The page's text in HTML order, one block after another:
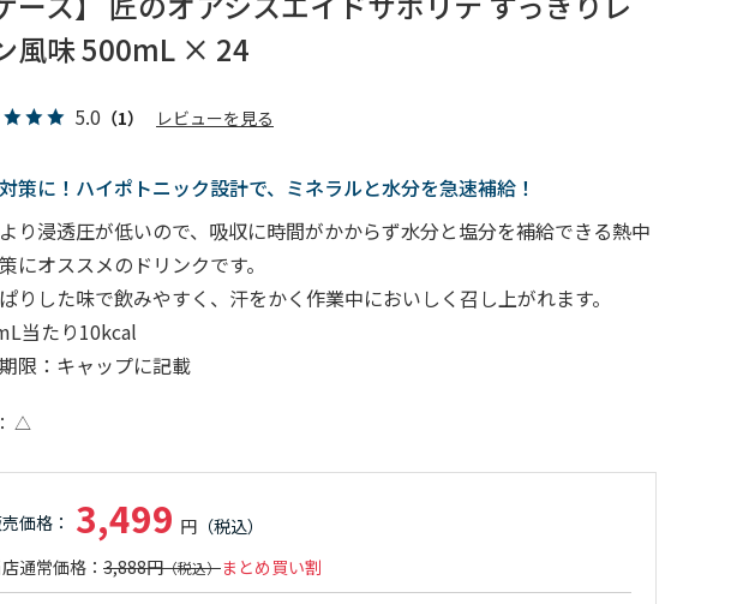
風味 500mL × 24
5.0 （1） レビューを見る
策に！ハイポトニック設計で、ミネラルと水分を急速補給！
り浸透圧が低いので、吸収に時間がかからず水分と塩分を補給できる熱中
にオススメのドリンクです。
りした味で飲みやすく、汗をかく作業中においしく召し上がれます。
当たり10kcal
限：キャップに記載
△
3,499
3,888円 まとめ買い割